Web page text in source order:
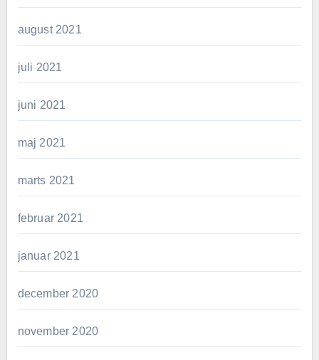
august 2021
juli 2021
juni 2021
maj 2021
marts 2021
februar 2021
januar 2021
december 2020
november 2020